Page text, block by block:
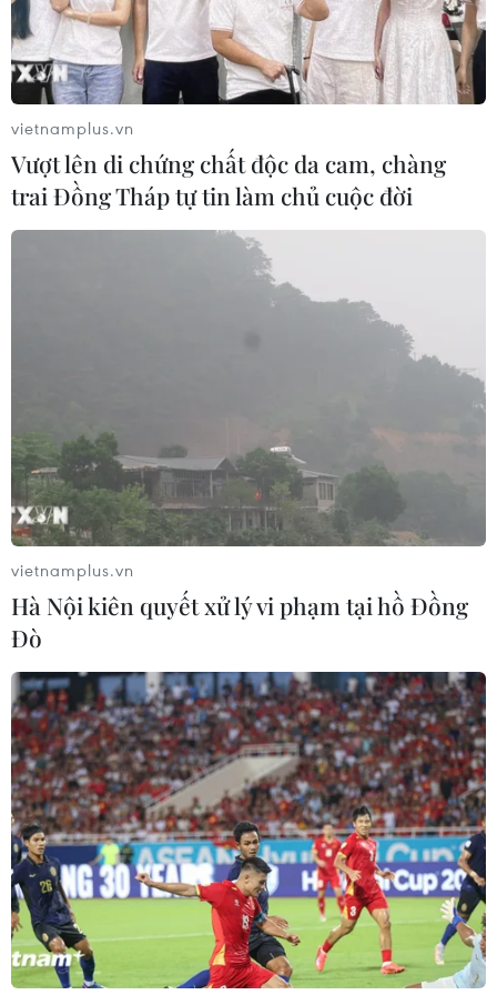
(TTXVN/Vietnam+)
#cải cách thủ tục hành chính
#Hệ thống Thông tin
#Ứng dụng Công dân Thủ đô số
#ứng dụng VNeID
#Khu công nghệ cao Hòa Lạc
#Hà Nội
Theo dõi VietnamPlus
TIN CÙNG CHUYÊN MỤC
EU triển khai mạng vệ tinh riêng,
củng cố chủ quyền số
08/08/2026 04:15
vietnamplus.vn
Vượt lên di chứng chất độc da cam, chàng
trai Đồng Tháp tự tin làm chủ cuộc đời
vietnamplus.vn
Hà Nội kiên quyết xử lý vi phạm tại hồ Đồng
Đò